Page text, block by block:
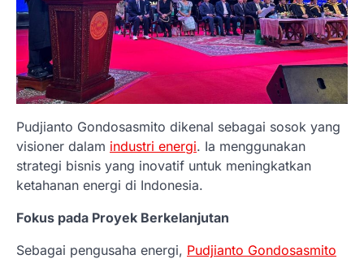
Pudjianto Gondosasmito dikenal sebagai sosok yang
visioner dalam industri energi. Ia menggunakan
strategi bisnis yang inovatif untuk meningkatkan
ketahanan energi di Indonesia.
Fokus pada Proyek Berkelanjutan
Sebagai pengusaha energi, Pudjianto Gondosasmito